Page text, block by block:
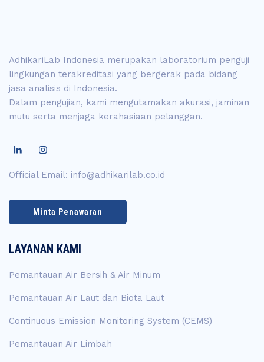
AdhikariLab Indonesia merupakan laboratorium penguji
lingkungan terakreditasi yang bergerak pada bidang
jasa analisis di Indonesia.
Dalam pengujian, kami mengutamakan akurasi, jaminan
mutu serta menjaga kerahasiaan pelanggan.
Official Email: info@adhikarilab.co.id
Minta Penawaran
LAYANAN KAMI
Pemantauan Air Bersih & Air Minum
Pemantauan Air Laut dan Biota Laut
Continuous Emission Monitoring System (CEMS)
Pemantauan Air Limbah